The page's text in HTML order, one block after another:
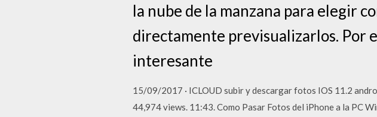
la nube de la manzana para elegir
directamente previsualizarlos. Por
interesante
15/09/2017 · ICLOUD subir y descargar fotos IOS 11.2
44,974 views. 11:43. Como Pasar Fotos del iPhone a la PC